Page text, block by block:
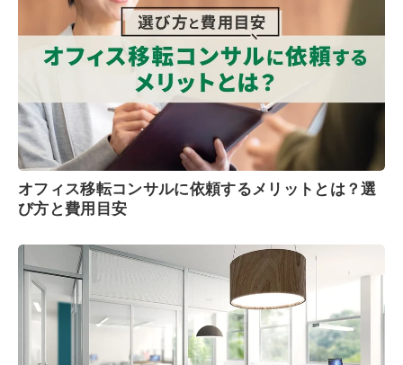
オフィス移転コンサルに依頼するメリットとは？選
び方と費用目安